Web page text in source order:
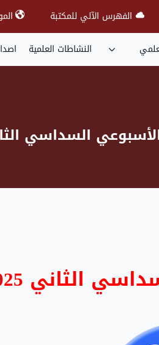
الفهرس الآلي للمكتبة
النشاطات العلمية
السداسي الثاني 2025-
2025-2026